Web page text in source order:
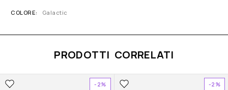
COLORE Galactic
PRODOTTI CORRELATI
-2% -2%